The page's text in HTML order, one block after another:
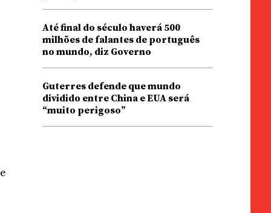
Até final do século haverá 500
milhões de falantes de português
no mundo, diz Governo
Guterres defende que mundo
dividido entre China e EUA será
“muito perigoso”